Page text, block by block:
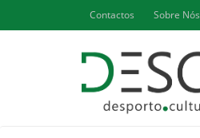
Contactos Sobre Nós